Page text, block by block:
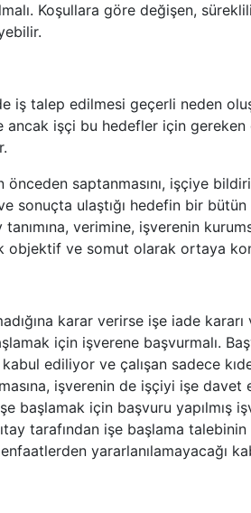
Koşullara göre değişen,
iş talep edilmesi geçerli neden
işçi bu hedefler için gereken
saptanmasını, işçiye
ve sonuçta ulaştığı hedefin bir
verimine, işverenin
objektif ve somut olarak ortaya
karar verirse işe iade kararı
için işverene başvurmalı.
ediliyor ve çalışan sadece
işverenin de işçiyi işe davet
başlamak için başvuru yapılmış
tarafından işe başlama talebinin
yararlanılamayacağı